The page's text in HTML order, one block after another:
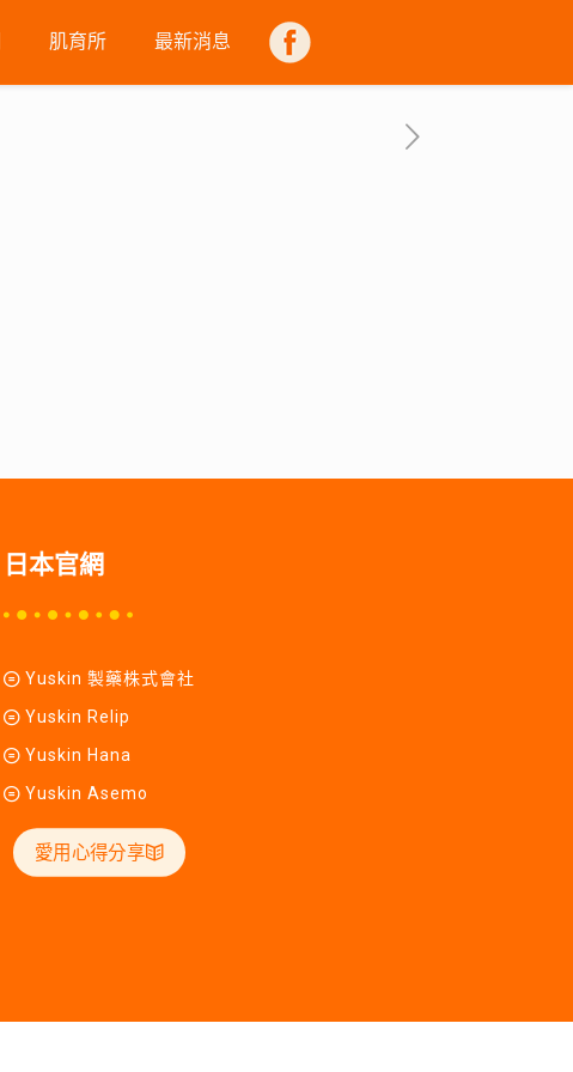
肌育所 最新消息 FB
日本官網
Yuskin 製藥株式會社
Yuskin Relip
Yuskin Hana
Yuskin Asemo
愛用心得分享